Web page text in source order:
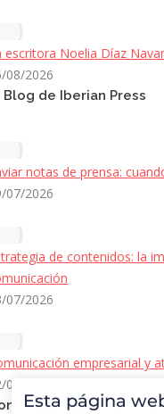
escritora Noelia Díaz
08/2026
Blog de Iberian Press
notas de prensa:
07/2026
de contenidos: la
07/2026
empresarial y
06/2026
Iberian Press
Esta página